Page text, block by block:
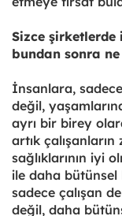
Sizce şirketlerde
bundan sonra
İnsanlara,
değil,
ayrı bir birey
artık
sağlıklarının iyi
ile daha bütünsel
sadece çalışan
değil, daha